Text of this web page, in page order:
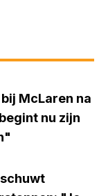
McLaren na
nu zijn